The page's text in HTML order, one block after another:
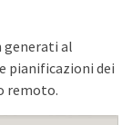
generati al
pianificazioni dei
remoto.